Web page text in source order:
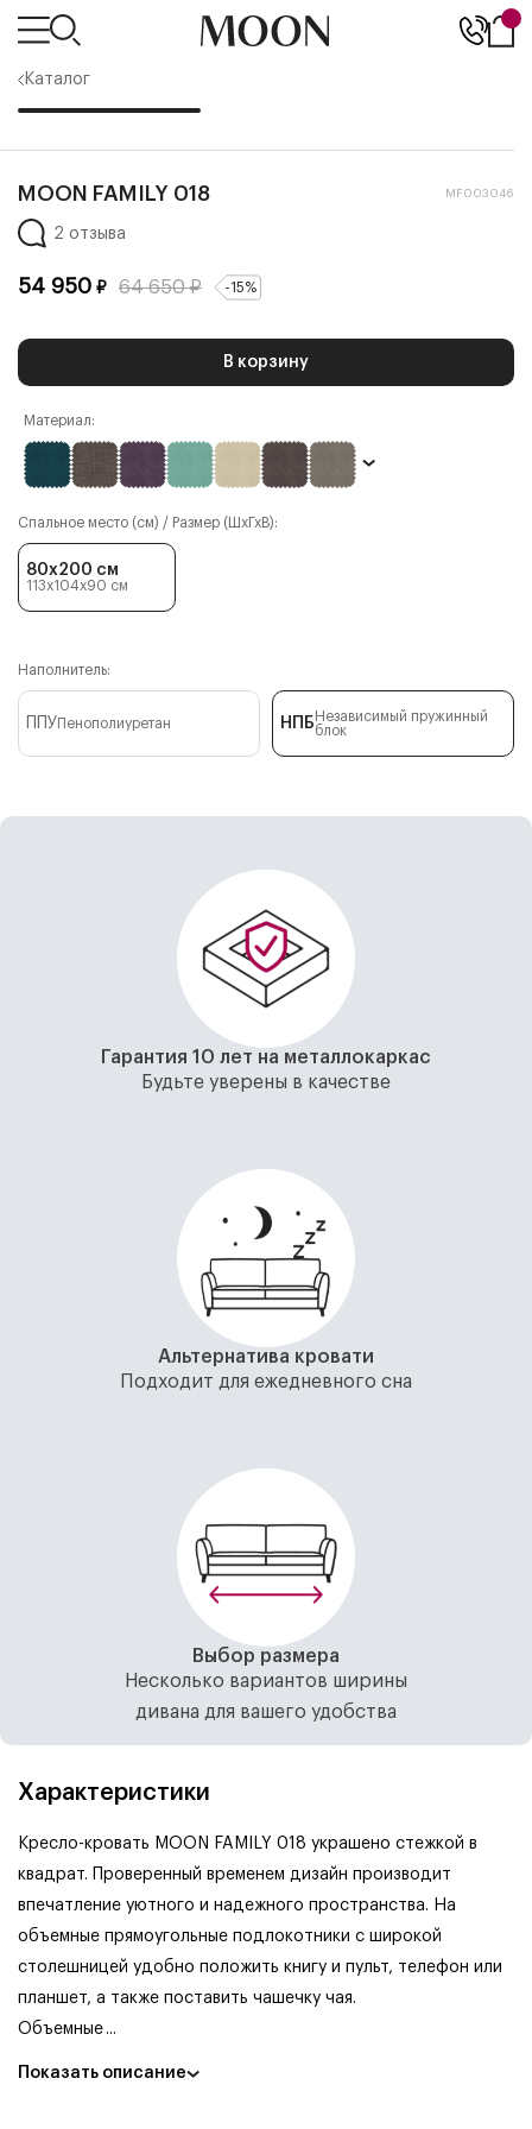
Каталог
MOON FAMILY 018 MF003046
2 отзыва
54 950 ₽ 64 650₽ -15%
В корзину
Материал:
Спальное место (см) / Размер (ШхГхВ):
80x200 см
113x104x90 см
Наполнитель:
ППУ Пенополиуретан НПБ Независимый пружинный
блок
Гарантия 10 лет на металлокаркас
Будьте уверены в качестве
Альтернатива кровати
Подходит для ежедневного сна
Выбор размера
Несколько вариантов ширины
дивана для вашего удобства
Характеристики
Кресло-кровать MOON FAMILY 018 украшено стежкой в
квадрат. Проверенный временем дизайн производит
впечатление уютного и надежного пространства. На
объемные прямоугольные подлокотники с широкой
столешницей удобно положить книгу и пульт, телефон или
планшет, а также поставить чашечку чая.
Объемные ...
Показать описание